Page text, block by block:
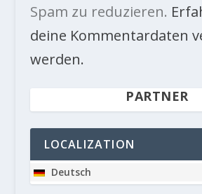
Spam zu reduzieren.
deine Kommentardaten
werden.
PARTNER
LOCALIZATION
Deutsch